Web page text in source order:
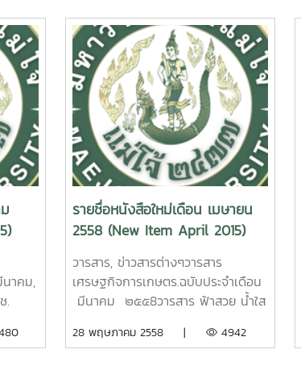
าลัย
อ
for
จัย
รียก
อุดมวิทย์ นักดนตรี รายงานผลการ
วิจัยมหาวิทยาลัยแม่โจ้ 86 หน้า. เลข
เรียกหนังสือ 2558 / ช46.
03Guidelines of Marketing
Communication Development for
Smallholder Rubber Farms in
Northern, Thailand. Udomwit
Nakdontree Maejo University.
2015.
2. ยุทธศาสตร์
การท่องเที่ยวเชิงนิเวศตำบลแม่แฝก
อำเภอสันทราย จังหวัดเชียงใหม่ พิมพ์
ชนก สังข์แก้ว รายงานผลการวิจัย
มหาวิทยาลัยแม่โจ้ 63 หน้า. เลขเรียก
Ecotourism
าคม,
.
ฟ้า
รายชื่อหนังสือใหม่เดือน เมษายน
2558 (New Item April 2015)
วารสาร, ข่าวสารต่างๆวารสาร
เศรษฐกิจการเกษตร.ฉบับประจำเดือน
มีนาคม ๒๕๕8วารสาร ฟ้าสวย น้ำใส
๒๕๕๗Research Activities 2014
28 พฤษภาคม 2558 | 4942